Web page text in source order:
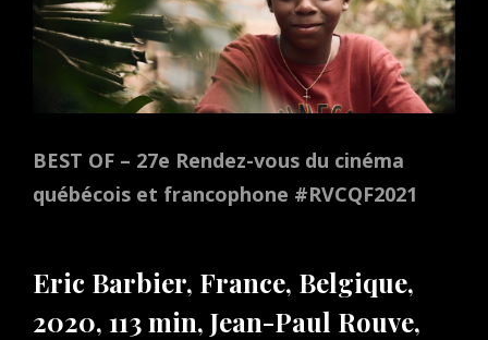
BEST OF – 27e Rendez-vous du cinéma
québécois et francophone #RVCQF2021
Eric Barbier, France, Belgique,
2020, 113 min, Jean-Paul Rouve,